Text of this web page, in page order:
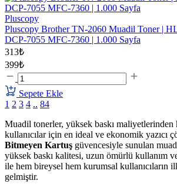
Pluscopy
Pluscopy Brother TN-2060 Muadil Toner |
DCP-7055 MFC-7360 | 1.000 Sayfa
313₺
399₺
Sepete Ekle
1 2 3 4 .. 84
Muadil tonerler, yüksek baskı maliyetlerinden
kullanıcılar için en ideal ve ekonomik yazıcı
Bitmeyen Kartuş güvencesiyle sunulan
yüksek baskı kalitesi, uzun ömürlü kullanım
ile hem bireysel hem kurumsal kullanıcıların
gelmiştir.